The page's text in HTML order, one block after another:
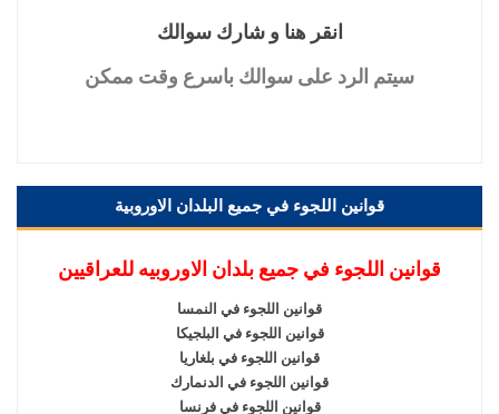
انقر هنا و شارك سوالك
سيتم الرد على سوالك باسرع وقت ممكن
قوانين اللجوء في جميع البلدان الاوروبية
قوانين اللجوء في جميع بلدان الاوروبيه للعراقيين
قوانين اللجوء في النمسا
قوانين اللجوء في البلجيكا
قوانين اللجوء في بلغاريا
قوانين اللجوء في الدنمارك
قوانين اللجوء في فرنسا